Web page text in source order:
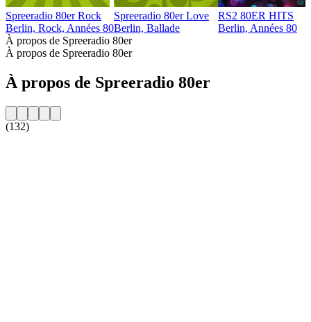
Spreeradio 80er Rock
Berlin, Rock, Années 80
Spreeradio 80er Love
Berlin, Ballade
RS2 80ER HITS
Berlin, Années 80
À propos de Spreeradio 80er
À propos de Spreeradio 80er
À propos de Spreeradio 80er
(132)